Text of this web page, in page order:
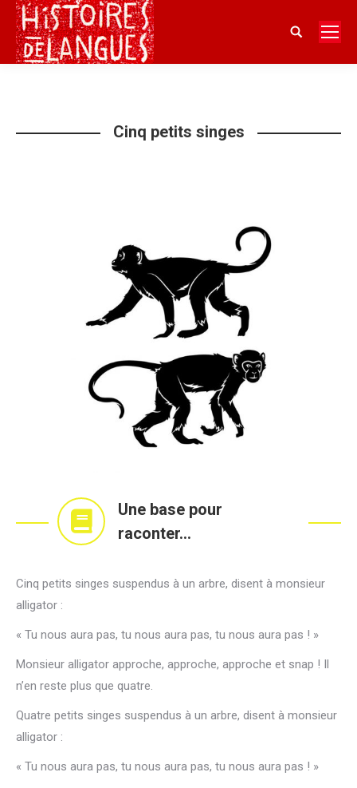
Search:
Cinq petits singes
Une base pour
raconter...
Cinq petits singes suspendus à un arbre, disent à monsieur
alligator :
« Tu nous aura pas, tu nous aura pas, tu nous aura pas ! »
Monsieur alligator approche, approche, approche et snap ! Il
n’en reste plus que quatre.
Quatre petits singes suspendus à un arbre, disent à monsieur
alligator :
« Tu nous aura pas, tu nous aura pas, tu nous aura pas ! »